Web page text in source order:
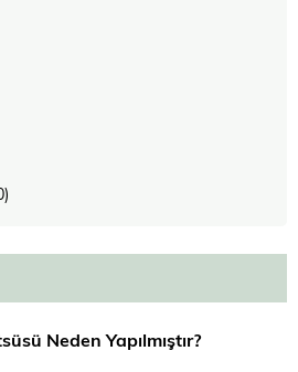
Neden Yapılmıştır?